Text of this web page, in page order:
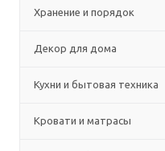
Хранение и порядок
Декор для дома
Кухни и бытовая техника
Кровати и матрасы